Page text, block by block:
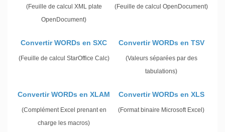
(Feuille de calcul XML plate
OpenDocument)
(Feuille de calcul OpenDocument)
Convertir WORDs en SXC
(Feuille de calcul StarOffice Calc)
Convertir WORDs en TSV
(Valeurs séparées par des
tabulations)
Convertir WORDs en XLAM
(Complément Excel prenant en
charge les macros)
Convertir WORDs en XLS
(Format binaire Microsoft Excel)